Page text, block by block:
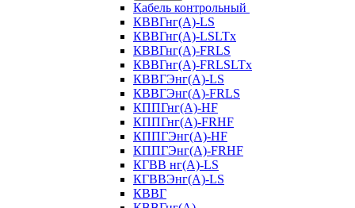
Кабель контрольный
КВВГнг(А)-LS
КВВГнг(А)-LSLTx
КВВГнг(А)-FRLS
КВВГнг(А)-FRLSLTx
КВВГЭнг(А)-LS
КВВГЭнг(А)-FRLS
КППГнг(А)-HF
КППГнг(А)-FRHF
КППГЭнг(А)-HF
КППГЭнг(А)-FRHF
КГВВ нг(А)-LS
КГВВЭнг(А)-LS
КВВГ